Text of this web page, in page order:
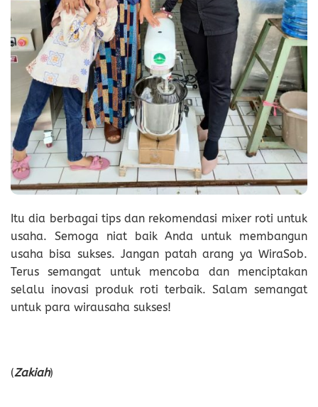
Itu dia berbagai tips dan rekomendasi mixer roti untuk
usaha. Semoga niat baik Anda untuk membangun
usaha bisa sukses. Jangan patah arang ya WiraSob.
Terus semangat untuk mencoba dan menciptakan
selalu inovasi produk roti terbaik. Salam semangat
untuk para wirausaha sukses!
(Zakiah)